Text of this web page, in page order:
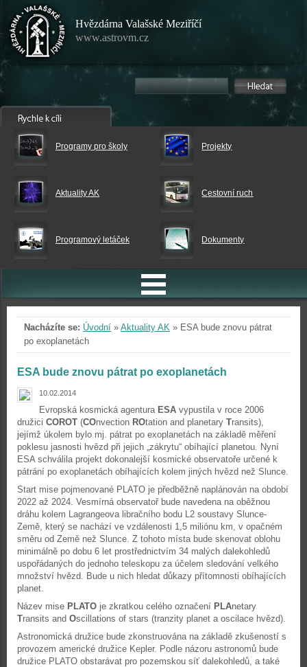
Hvězdárna Valašské Meziříčí
www.astrovm.cz
Programy pro školy Projekty
Aktuality AK Cestovní ruch
Programový letáček Dokumenty
Nacházíte se: Úvodní » Aktuality AK » ESA bude znovu pátrat
po exoplanetách
ESA bude znovu pátrat po exoplanetách
10.02.2014
Evropská kosmická agentura ESA vypustila v roce 2006
družici COROT (COnvection ROtation and planetary Transits),
jejímž úkolem bylo mj. pátrat po exoplanetách na základě měření
poklesu jasnosti hvězd při jejich „zákrytu“ obíhající planetou. Nyní
ESA schválila projekt dokonalejší kosmické observatoře určené k
pátrání po exoplanetách obíhajících kolem jiných hvězd než Slunce.
Start mise pojmenované PLATO je předběžně naplánován na období
2022 až 2024. Vesmírná observatoř bude navedena na oběžnou
dráhu kolem Lagrangeova libračního bodu L2 soustavy Slunce-
Země, který se nachází ve vzdálenosti 1,5 miliónu km, v opačném
směru od Země než Slunce. Z tohoto místa bude skenovat oblohu
minimálně po dobu 6 let prostřednictvím 34 malých dalekohledů
uspořádaných do jednoho teleskopu za účelem sledování velkého
množství hvězd. Bude u nich hledat důkazy přítomnosti obíhajících
planet.
Název mise PLATO je zkratkou celého označení PLAnetary
Transits and Oscillations of stars (tranzity planet a oscilace hvězd).
Astronomická družice bude zkonstruována na základě zkušeností s
provozem americké družice Kepler. Podle názoru astronomů bude
družice PLATO obstarávat pro pozemskou síť dalekohledů, a také